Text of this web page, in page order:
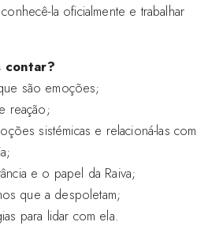
la oficialmente e trabalhar
contar?
são emoções;
reação;
sistémicas e relacioná-las com
e o papel da Raiva;
que a despoletam;
para lidar com ela.